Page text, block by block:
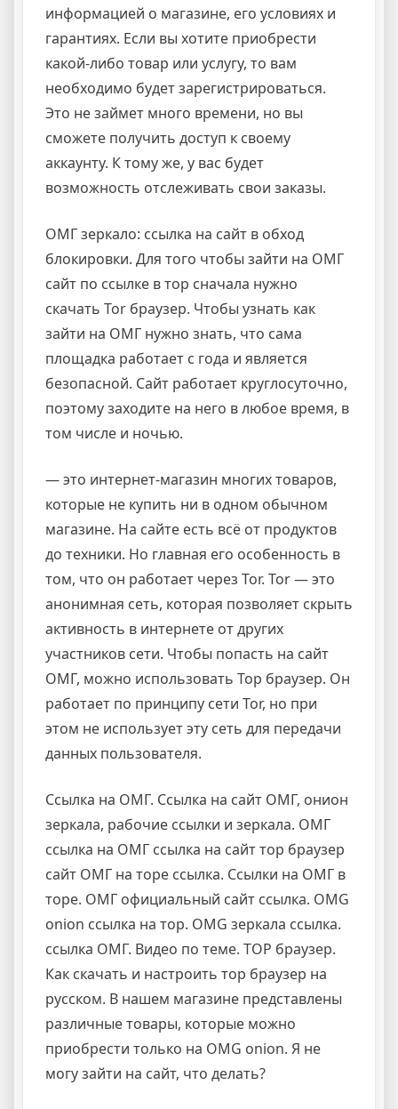
информацией о магазине, его условиях и
гарантиях. Если вы хотите приобрести
какой-либо товар или услугу, то вам
необходимо будет зарегистрироваться.
Это не займет много времени, но вы
сможете получить доступ к своему
аккаунту. К тому же, у вас будет
возможность отслеживать свои заказы.
ОМГ зеркало: ссылка на сайт в обход
блокировки. Для того чтобы зайти на ОМГ
сайт по ссылке в тор сначала нужно
скачать Tor браузер. Чтобы узнать как
зайти на ОМГ нужно знать, что сама
площадка работает с года и является
безопасной. Сайт работает круглосуточно,
поэтому заходите на него в любое время, в
том числе и ночью.
— это интернет-магазин многих товаров,
которые не купить ни в одном обычном
магазине. На сайте есть всё от продуктов
до техники. Но главная его особенность в
том, что он работает через Tor. Tor — это
анонимная сеть, которая позволяет скрыть
активность в интернете от других
участников сети. Чтобы попасть на сайт
ОМГ, можно использовать Тор браузер. Он
работает по принципу сети Tor, но при
этом не использует эту сеть для передачи
данных пользователя.
Ссылка на ОМГ. Ссылка на сайт ОМГ, онион
зеркала, рабочие ссылки и зеркала. ОМГ
ссылка на ОМГ ссылка на сайт тор браузер
сайт ОМГ на торе ссылка. Ссылки на ОМГ в
торе. ОМГ официальный сайт ссылка. OMG
onion ссылка на тор. OMG зеркала ссылка.
ссылка ОМГ. Видео по теме. ТОР браузер.
Как скачать и настроить тор браузер на
русском. В нашем магазине представлены
различные товары, которые можно
приобрести только на OMG onion. Я не
могу зайти на сайт, что делать?